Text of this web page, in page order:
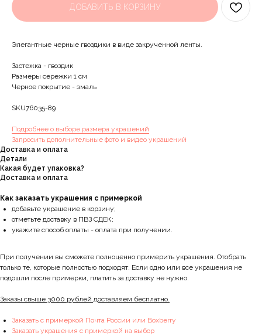
ДОБАВИТЬ В КОРЗИНУ
Элегантные черные гвоздики в виде закрученной ленты.
Застежка - гвоздик
Размеры сережки 1 см
Черное покрытие - эмаль
SKU76035-89
Подробнее о выборе размера украшений
Запросить дополнительные фото и видео украшений
Доставка и оплата
Детали
Какая будет упаковка?
Доставка и оплата
Как заказать украшения с примеркой
добавьте украшение в корзину;
отметьте доставку в ПВЗ СДЕК;
укажите способ оплаты - оплата при получении.
При получении вы сможете полноценно примерить украшения. Отобрать
только те, которые полностью подходят. Если одно или все украшения не
подошли после примерки, платить за доставку не нужно.
Заказы свыше 3000 рублей доставляем бесплатно.
Заказать с примеркой Почта России или Boxberry
Заказать украшения с примеркой на выбор